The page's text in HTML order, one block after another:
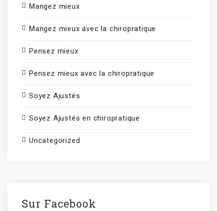
Mangez mieux
Mangez mieux avec la chiropratique
Pensez mieux
Pensez mieux avec la chiropratique
Soyez Ajustés
Soyez Ajustés en chiropratique
Uncategorized
Sur Facebook